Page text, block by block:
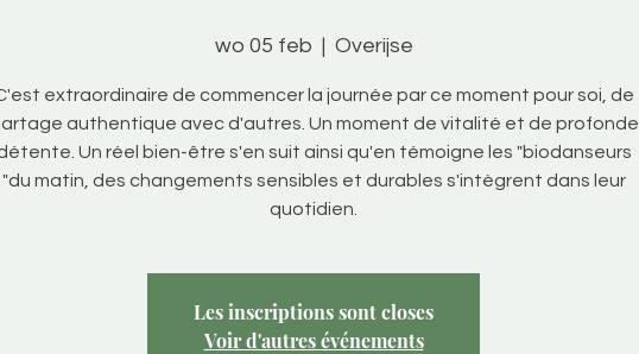
wo 05 feb
  |
Overijse
extraordinaire de commencer la journée par ce moment pour soi, de
authentique avec d'autres. Un moment de vitalité et de profonde
Un réel bien-être s'en suit ainsi qu'en témoigne les "biodanseurs
"du matin, des changements sensibles et durables s'intègrent dans leur
quotidien.
Les inscriptions sont closes
Voir d'autres événements